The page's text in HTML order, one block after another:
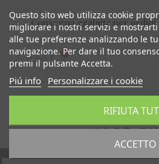
Consegna gratuita per
0,00 €
Questo sito web utilizza cookie
migliorare i nostri servizi e
alle tue preferenze analizzando le
navigazione. Per dare il tuo
premi il pulsante Accetta.
Piú info Personalizzare i cookie
RIFIUTA
ACCETTO